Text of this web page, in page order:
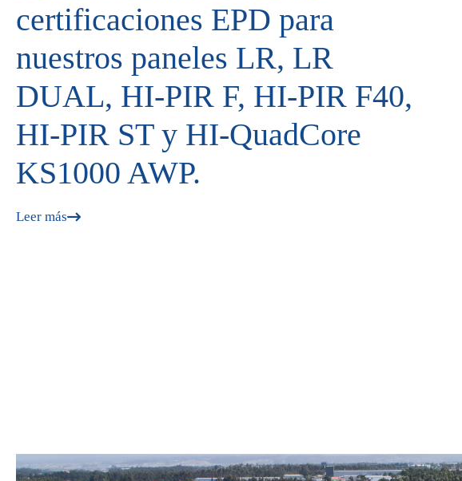
certificaciones EPD para
nuestros paneles LR, LR
DUAL, HI-PIR F, HI-PIR F40,
HI-PIR ST y HI-QuadCore
KS1000 AWP.
Leer más